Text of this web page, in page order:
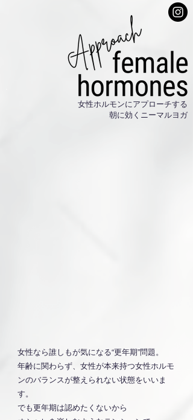
女性ホルモンにアプローチする
朝に効くニーマルヨガ
女性なら誰しもが気になる“更年期”問題。
年齢に関わらず、女性が本来持つ女性ホルモ
ンのバランスが整えられない状態をいいま
す。
でも更年期は認めたくないから